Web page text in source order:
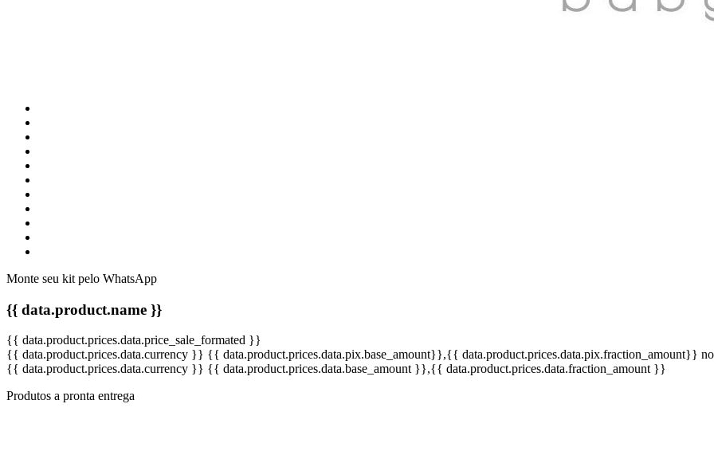
Monte seu kit pelo WhatsApp
{{ data.product.name }}
{{ data.product.prices.data.price_sale_formated }}
{{ data.product.prices.data.currency }} {{ data.product.prices.data.pix.base_amount}},{{ data.product.prices.data.pix.fraction_amount}}
{{ data.product.prices.data.currency }} {{ data.product.prices.data.base_amount }},{{ data.product.prices.data.fraction_amount }}
Produtos a pronta entrega